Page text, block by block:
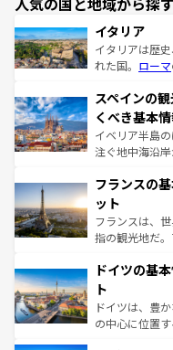
イタリア
イタリアは歴
れた国。 ローマ
ろん、トスカ
景など、自然
ピザやパスタ
できる。朝目
なお、新着の
しい。
スペインの
くべき基本
イベリア半島
注ぐ地中海沿
文化が根付く
れる闘牛、そ
る。首都マド
アートに溢れ
せる。地方に
ンテンツ一覧
フランスの
ット
フランスは、
指の観光地だ
で、幅広い魅
聖堂、美しい
から魅了する
れ、フランス
ドイツの基
ト
ドイツは、豊
の中心に位置